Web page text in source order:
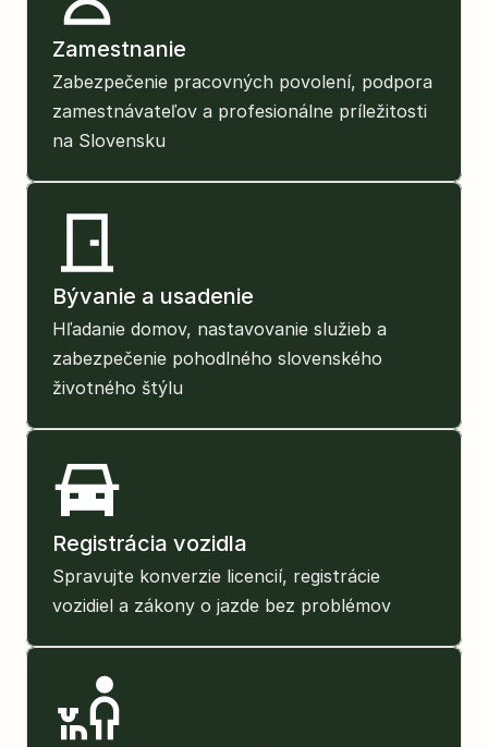
Zamestnanie
Zabezpečenie pracovných povolení, podpora
zamestnávateľov a profesionálne príležitosti
na Slovensku
Bývanie a usadenie
Hľadanie domov, nastavovanie služieb a
zabezpečenie pohodlného slovenského
životného štýlu
Registrácia vozidla
Spravujte konverzie licencií, registrácie
vozidiel a zákony o jazde bez problémov